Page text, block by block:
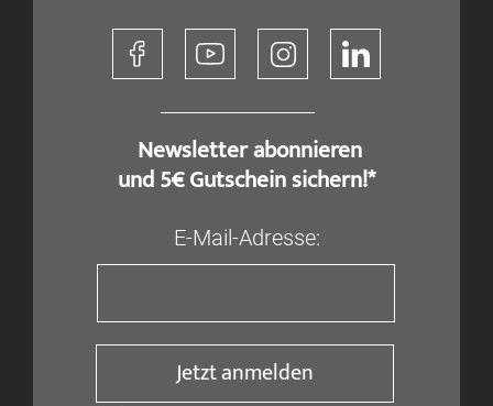
​ Newsletter abonnieren
und 5€ Gutschein sichern!*
E-Mail-Adresse:
Jetzt anmelden